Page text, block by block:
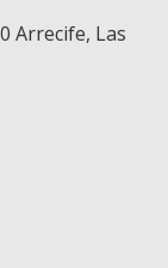
Arrecife, Las